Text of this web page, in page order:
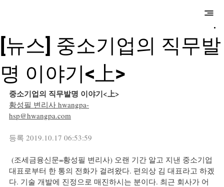
[뉴스] 중소기업의 직무발
명 이야기<上>
중소기업의 직무발명 이야기<上>
황성필 변리사 hwangpa-
hsp@hwangpa.com
등록 2019.10.17 06:53:59
(조세금융신문=황성필 변리사) 오랜 기간 알고 지낸 중소기업
대표로부터 한 통의 전화가 걸려왔다. 편의상 김 대표라고 하겠
다. 기술 개발에 진정으로 매진하시는 분이다. 최근 회사가 어